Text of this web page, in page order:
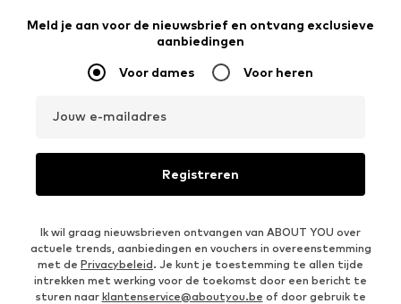
Meld je aan voor de nieuwsbrief en ontvang exclusieve
aanbiedingen
Voor dames Voor heren
Jouw e-mailadres
Registreren
Ik wil graag nieuwsbrieven ontvangen van ABOUT YOU over
actuele trends, aanbiedingen en vouchers in overeenstemming
met de Privacybeleid. Je kunt je toestemming te allen tijde
intrekken met werking voor de toekomst door een bericht te
sturen naar klantenservice@aboutyou.be of door gebruik te